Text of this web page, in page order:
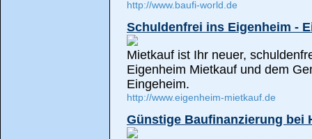
http://www.baufi-world.de
Schuldenfrei ins Eigenheim -
Mietkauf ist Ihr neuer,
Eigenheim Mietkauf und dem
Eingeheim.
http://www.eigenheim-mietkauf.de
Günstige Baufinanzierung bei